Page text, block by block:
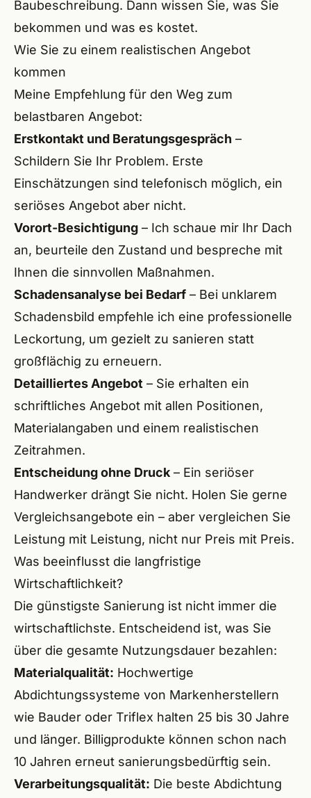
Baubeschreibung. Dann wissen Sie, was Sie
bekommen und was es kostet.
Wie Sie zu einem realistischen Angebot
kommen
Meine Empfehlung für den Weg zum
belastbaren Angebot:
Erstkontakt und Beratungsgespräch –
Schildern Sie Ihr Problem. Erste
Einschätzungen sind telefonisch möglich, ein
seriöses Angebot aber nicht.
Vorort-Besichtigung – Ich schaue mir Ihr Dach
an, beurteile den Zustand und bespreche mit
Ihnen die sinnvollen Maßnahmen.
Schadensanalyse bei Bedarf – Bei unklarem
Schadensbild empfehle ich eine professionelle
Leckortung, um gezielt zu sanieren statt
großflächig zu erneuern.
Detailliertes Angebot – Sie erhalten ein
schriftliches Angebot mit allen Positionen,
Materialangaben und einem realistischen
Zeitrahmen.
Entscheidung ohne Druck – Ein seriöser
Handwerker drängt Sie nicht. Holen Sie gerne
Vergleichsangebote ein – aber vergleichen Sie
Leistung mit Leistung, nicht nur Preis mit Preis.
Was beeinflusst die langfristige
Wirtschaftlichkeit?
Die günstigste Sanierung ist nicht immer die
wirtschaftlichste. Entscheidend ist, was Sie
über die gesamte Nutzungsdauer bezahlen:
Materialqualität: Hochwertige
Abdichtungssysteme von Markenherstellern
wie Bauder oder Triflex halten 25 bis 30 Jahre
und länger. Billigprodukte können schon nach
10 Jahren erneut sanierungsbedürftig sein.
Verarbeitungsqualität: Die beste Abdichtung